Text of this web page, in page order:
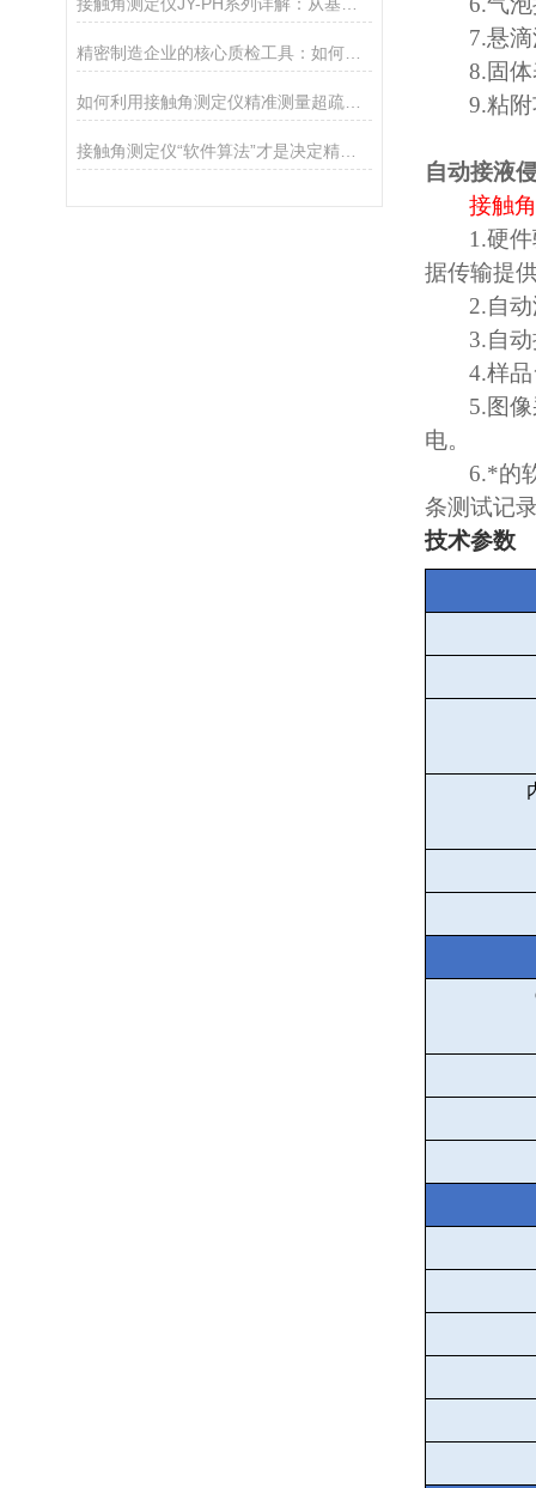
精密制造企业的核心质检工具：如何通过接触角控制产品质量
如何利用接触角测定仪精准测量超疏水材料（>150°）
接触角测定仪“软件算法”才是决定精度的灵魂
7.悬
8.固
9.粘
自动接液
接触
1.硬
据传输提
2.自
3.自
4.样
5.图
电。
6.*的
条测试记
技术参数